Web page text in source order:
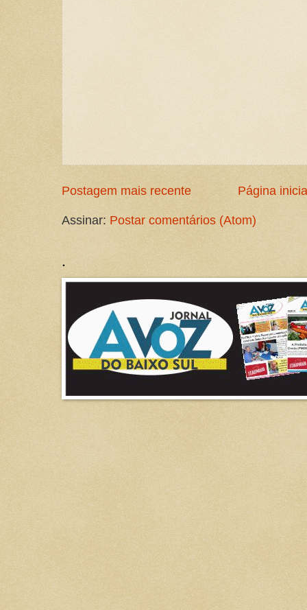
Postagem mais recente Página
Assinar: Postar comentários (Atom)
.